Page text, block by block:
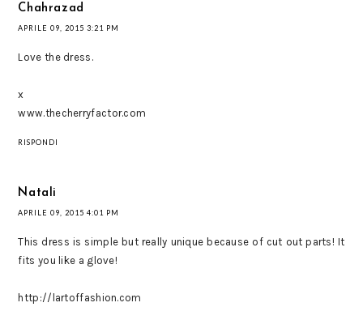
Chahrazad
APRILE 09, 2015 3:21 PM
Love the dress.
x
www.thecherryfactor.com
RISPONDI
Natali
APRILE 09, 2015 4:01 PM
This dress is simple but really unique because of cut out parts! It
fits you like a glove!
http://lartoffashion.com